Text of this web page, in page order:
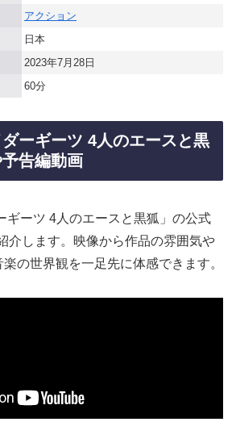
アクション
日本
2023年7月28日
60分
ーギーツ 4人のエースと黒
告編動画
ギーツ 4人のエースと黒狐」の公式
介します。映像から作品の雰囲気や
の世界観を一足先に体感できます。